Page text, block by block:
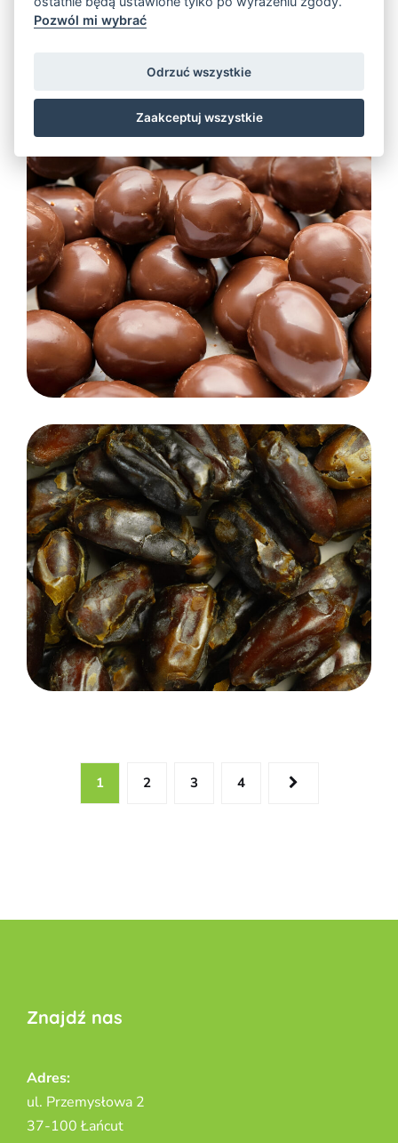
Chocolate & Caramel coated
products
Dried dates
1 2 3 4
Znajdź nas
Adres:
ul. Przemysłowa 2
37-100 Łańcut
Pozwól mi wybrać
Odrzuć wszystkie
Zaakceptuj wszystkie